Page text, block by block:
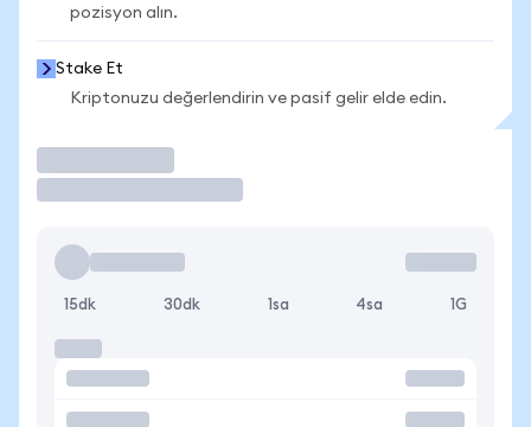
pozisyon alın.
Stake Et
Kriptonuzu değerlendirin ve pasif gelir elde edin.
15dk 30dk 1sa 4sa 1G